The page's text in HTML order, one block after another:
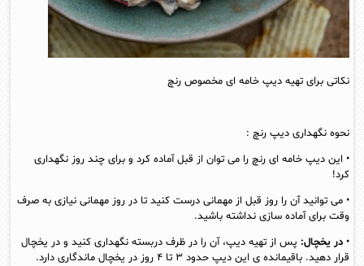
نکاتی برای تهیه دیپ خامه ای مخصوص رنچ
نحوه نگهداری دیپ رنچ :
• این دیپ خامه ای رنچ را می توان از قبل آماده کرد و برای چند روز نگهداری
کرد!
• می توانید آن را روز قبل از مهمانی درست کنید تا در روز مهمانی نیازی به صرف
وقت برای آماده سازی نداشته باشید.
• در یخچال:پس از تهیه دیپ، آن را در ظرف دربسته نگهداری کنید و در یخچال
قرار دهید. باقیمانده ی این دیپ حدود ۳ تا ۴ روز در یخچال ماندگاری دارد.